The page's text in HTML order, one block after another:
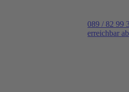
089 / 82 99
erreichbar